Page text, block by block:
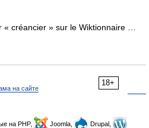
« créancier » sur le Wiktionnaire …
18+
на сайте
на PHP, Joomla,
Drupal,